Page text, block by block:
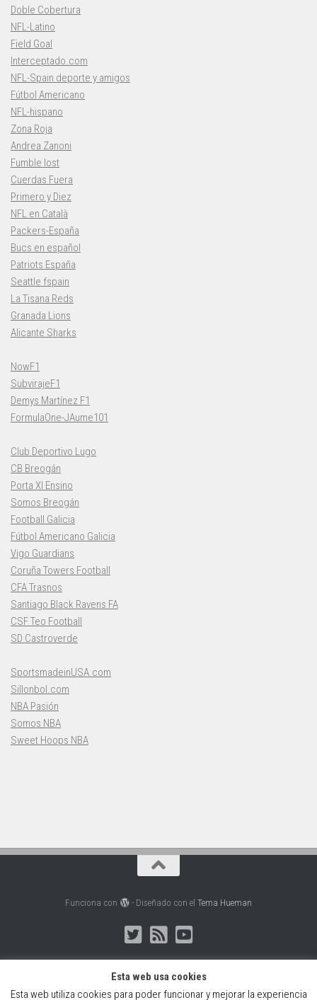
Doble Cobertura
NFL-Latino
Field Goal
Interceptado.com
NFL-Spain deporte y amigos
Fútbol Americano
NFL-hispano
Zona Roja
Andrea Zanoni
Fumble lost
Cuerdas Fuera
Primero y Diez
NFL en Català
Packers-España
Bucs en español
Patriots España
Seattle fspain
La Tisana Reds
Granada Lions
Alicante Sharks
NowF1
SubvirajeF1
Demys Martínez F1
FormulaOne-JAume101
Club Deportivo Lugo
CB Breogán
Porta XI Ensino
Somos Breogán
Football Galicia
Fútbol Americano Galicia
Vigo Guardians
Coruña Towers Football
CFA Trasnos
Santiago Black Ravens FA
CSF Teo Football
SD Castroverde
SportsmadeinUSA.com
Sillonbol.com
NBA Pasión
Somos NBA
Sweet Hoops NBA
Funciona con - Diseñado con el Tema Hueman
Web creada, alojada y mantenida por Café Dixital SL - 2026.
Esta web usa cookies
Esta web utiliza cookies para poder funcionar y mejorar la experiencia